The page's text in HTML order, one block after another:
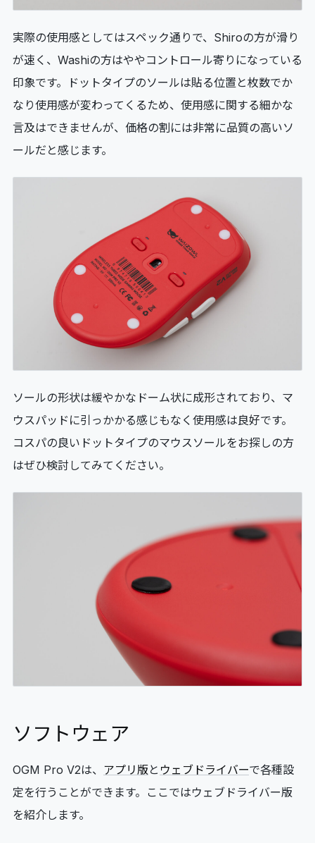
実際の使用感としてはスペック通りで、Shiroの方が滑り
が速く、Washiの方はややコントロール寄りになっている
印象です。ドットタイプのソールは貼る位置と枚数でか
なり使用感が変わってくるため、使用感に関する細かな
言及はできませんが、価格の割には非常に品質の高いソ
ールだと感じます。
ソールの形状は緩やかなドーム状に成形されており、マ
ウスパッドに引っかかる感じもなく使用感は良好です。
コスパの良いドットタイプのマウスソールをお探しの方
はぜひ検討してみてください。
ソフトウェア
OGM Pro V2は、 アプリ版と ウェブドライバーで各種設
定を行うことができます。ここではウェブドライバー版
を紹介します。